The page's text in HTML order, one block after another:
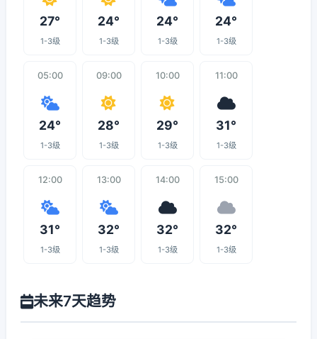
27°
1-3级
24°
1-3级
24°
1-3级
24°
1-3级
05:00
24°
1-3级
09:00
28°
1-3级
10:00
29°
1-3级
11:00
31°
1-3级
12:00
31°
1-3级
13:00
32°
1-3级
14:00
32°
1-3级
15:00
32°
1-3级
未来7天趋势